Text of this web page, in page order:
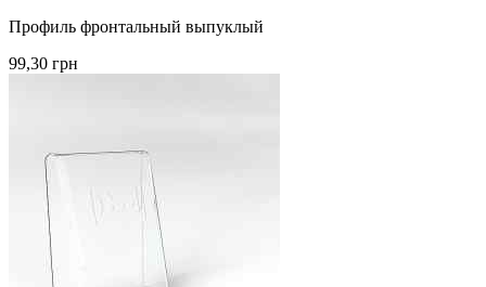
Профиль фронтальный выпуклый
99,30 грн